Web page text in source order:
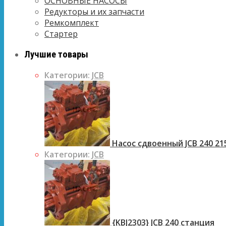
Редукторы и их запчасти
Ремкомплект
Стартер
Лучшие товары
Категории: JCB
Насос сдвоенный JCB 240
Категории: JCB
{KBJ2303} JCB 240 станция